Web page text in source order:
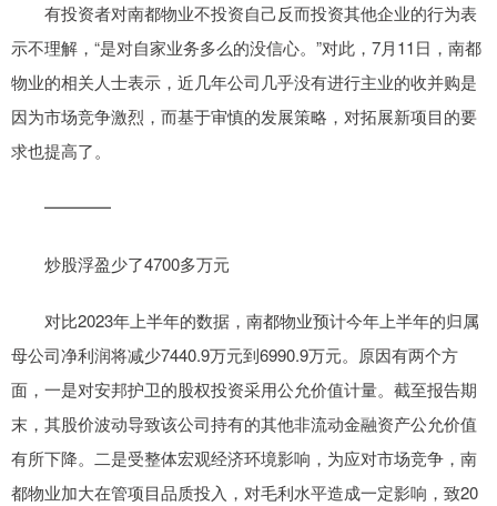
有投资者对南都物业不投资自己反而投资其他企业的行为表
示不理解，“是对自家业务多么的没信心。”对此，7月11日，南都
物业的相关人士表示，近几年公司几乎没有进行主业的收并购是
因为市场竞争激烈，而基于审慎的发展策略，对拓展新项目的要
求也提高了。
━━━━
炒股浮盈少了4700多万元
对比2023年上半年的数据，南都物业预计今年上半年的归属
母公司净利润将减少7440.9万元到6990.9万元。原因有两个方
面，一是对安邦护卫的股权投资采用公允价值计量。截至报告期
末，其股价波动导致该公司持有的其他非流动金融资产公允价值
有所下降。二是受整体宏观经济环境影响，为应对市场竞争，南
都物业加大在管项目品质投入，对毛利水平造成一定影响，致20